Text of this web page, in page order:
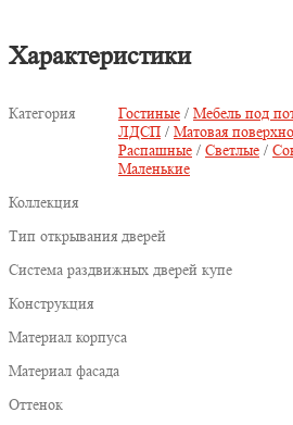
Характеристики
Категория Гостиные / Мебель под
ЛДСП / Матовая
Распашные / Светлые /
Маленькие
Коллекция
Тип открывания дверей
Система раздвижных дверей купе
Конструкция
Материал корпуса
Материал фасада
Оттенок